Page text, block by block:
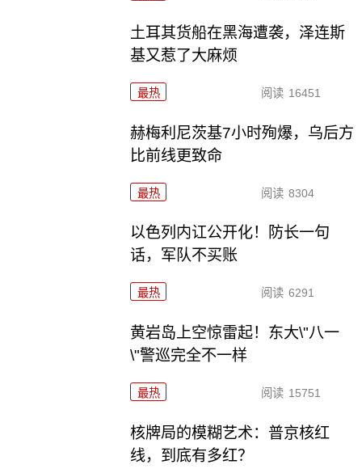
土耳其货船在黑海遭袭，泽连斯
基又惹了大麻烦
最热 阅读 16451
赫梅利尼茨基7小时殉爆，乌后方
比前线更致命
最热 阅读 8304
以色列内讧公开化！防长一句
话，军队不买账
最热 阅读 6291
黄岩岛上空惊雷起！东大\"八一
\"警巡完全不一样
最热 阅读 15751
核牌局的模糊艺术：普京核红
线，到底有多红？